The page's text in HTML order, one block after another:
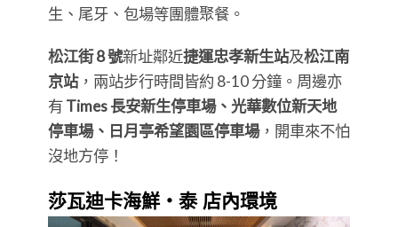
生、尾牙、包場等團體聚餐。
松江街 8 號新址鄰近捷運忠孝新生站及松江南
京站，兩站步行時間皆約 8-10 分鐘。周邊亦
有Times 長安新生停車場、光華數位新天地
停車場、日月亭希望園區停車場，開車來不怕
沒地方停！
莎瓦迪卡海鮮・泰 店內環境